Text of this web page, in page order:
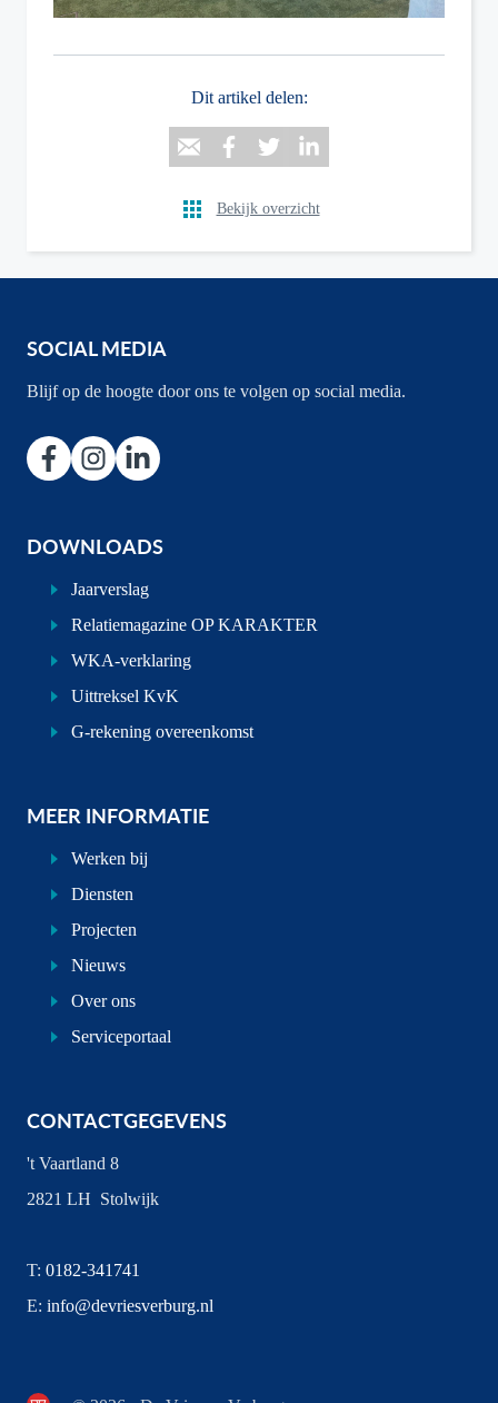
Dit artikel delen:
Bekijk overzicht
SOCIAL MEDIA
Blijf op de hoogte door ons te volgen op social media.
DOWNLOADS
Jaarverslag
Relatiemagazine OP KARAKTER
WKA-verklaring
Uittreksel KvK
G-rekening overeenkomst
MEER INFORMATIE
Werken bij
Diensten
Projecten
Nieuws
Over ons
Serviceportaal
CONTACTGEGEVENS
't Vaartland 8
2821 LH Stolwijk
T: 0182-341741
E: info@devriesverburg.nl